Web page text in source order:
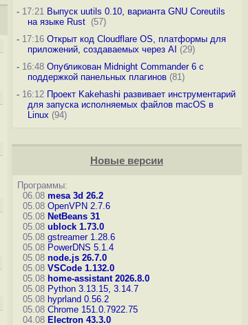
-17:21 Выпуск uutils 0.10, варианта GNU Coreutils
на языке Rust (57)
-17:16 Открыт код Cloudflare OS, платформы для
приложений, создаваемых через AI (29)
-16:48 Опубликован Midnight Commander 6 c
поддержкой панельных плагинов(81)
-16:12 Проект Kakehashi развивает инструментарий
для запуска исполняемых файлов macOS в
Linux (94)
Новые версии
Программы:
06.08 mesa 3d 26.2
05.08 OpenVPN 2.7.6
05.08 NetBeans 31
05.08 ublock 1.73.0
05.08 gstreamer 1.28.6
05.08 PowerDNS 5.1.4
05.08 node.js 26.7.0
05.08 VSCode 1.132.0
05.08 home-assistant 2026.8.0
05.08 Python 3.13.15, 3.14.7
05.08 hyprland 0.56.2
05.08 Chrome 151.0.7922.75
04.08 Electron 43.3.0